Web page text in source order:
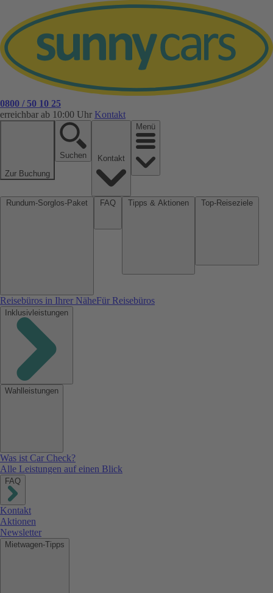
0800 / 50 10 25
erreichbar ab 10:00 Uhr Kontakt
Zur Buchung
Suchen
Menü
Reisebüros in Ihrer NäheFür Reisebüros
Inklusivleistungen
Wahlleistungen
Was ist Car Check?
Alle Leistungen auf einen Blick
FAQ
Kontakt
Aktionen
Newsletter
Mietwagen-Tipps